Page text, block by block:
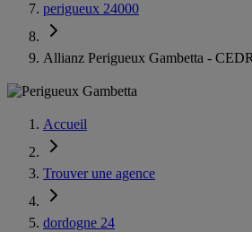
perigueux 24000
Allianz Perigueux Gambetta -
Accueil
Trouver une agence
dordogne 24